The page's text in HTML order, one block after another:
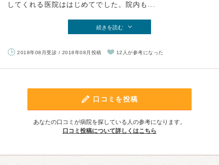
してくれる医院ははじめてでした。院内も...
続きを読む
2018年08月受診 / 2018年08月投稿 12人が参考になった
口コミを投稿
あなたの口コミが病院を探している人の参考になります。
口コミ投稿について詳しくはこちら